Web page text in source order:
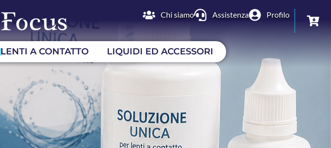
Chi siamo Assistenza Profilo
LENTI A CONTATTO LIQUIDI ED ACCESSORI